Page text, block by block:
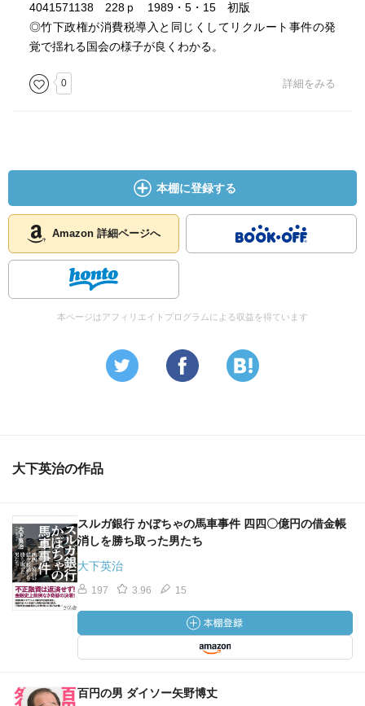
4041571138 228ｐ 1989・5・15 初版
◎竹下政権が消費税導入と同じくしてリクルート事件の発
覚で揺れる国会の様子が良くわかる。
0 詳細をみる
本棚に登録する
Amazon 詳細ページへ
本ページはアフィリエイトプログラムによる収益を得ています
大下英治の作品
スルガ銀行 かぼちゃの馬車事件 四四〇億円の借金帳
消しを勝ち取った男たち
大下英治
197 3.96 15
百円の男 ダイソー矢野博丈